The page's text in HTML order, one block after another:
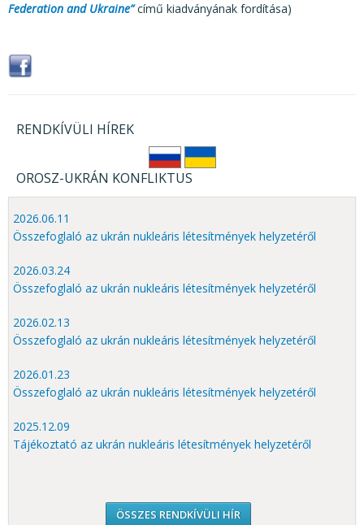
Federation and Ukraine”című kiadványának fordítása)
RENDKÍVÜLI HÍREK
OROSZ-UKRÁN KONFLIKTUS
2026.06.11
Összefoglaló az ukrán nukleáris létesítmények helyzetéről
2026.03.24
Összefoglaló az ukrán nukleáris létesítmények helyzetéről
2026.02.13
Összefoglaló az ukrán nukleáris létesítmények helyzetéről
2026.01.23
Összefoglaló az ukrán nukleáris létesítmények helyzetéről
2025.12.09
Tájékoztató az ukrán nukleáris létesítmények helyzetéről
ÖSSZES RENDKÍVÜLI HÍR